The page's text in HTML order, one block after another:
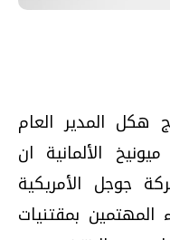
المدير العام
الألمانية ان
جوجل الأمريكية
المهتمين بمقتنيات